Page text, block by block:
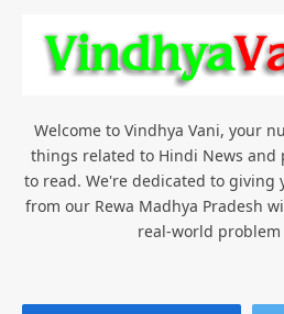
Welcome to Vindhya Vani, your
things related to Hindi News and
to read. We're dedicated to giving
from our Rewa Madhya Pradesh
real-world